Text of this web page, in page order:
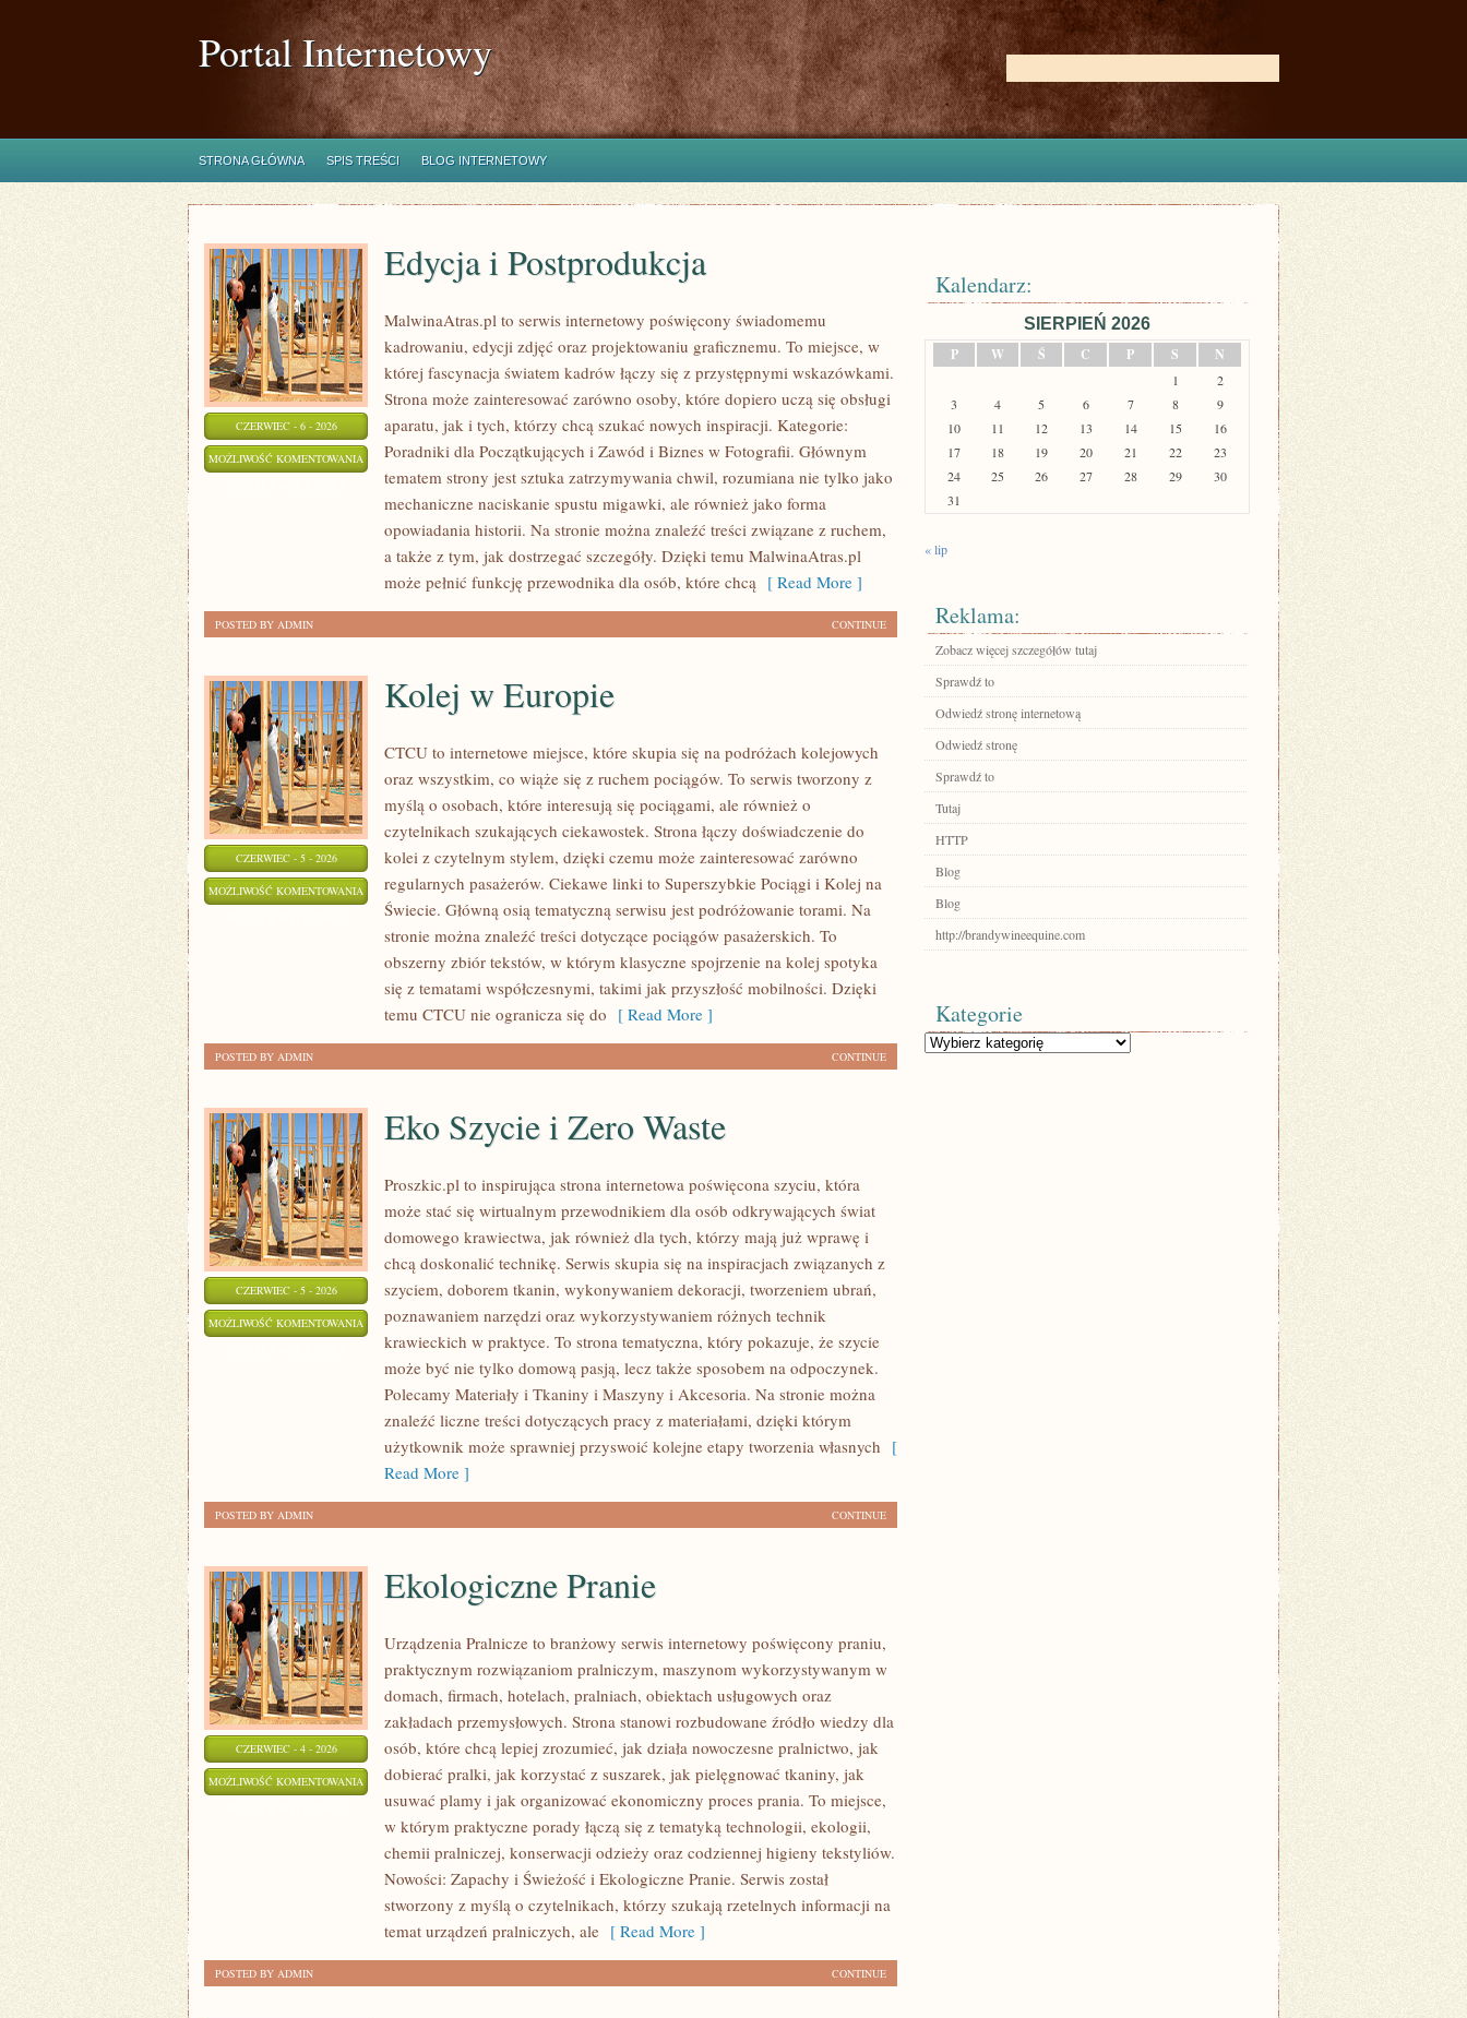
Portal Internetowy
STRONA GŁÓWNA SPIS TREŚCI BLOG INTERNETOWY
CZERWIEC - 6 - 2026
MOŻLIWOŚĆ KOMENTOWANIA EDYCJA
POSTPRODUKCJA
Edycja i Postprodukcja
MalwinaAtras.pl to serwis internetowy poświęcony świadomemu
kadrowaniu, edycji zdjęć oraz projektowaniu graficznemu. To miejsce, w
której fascynacja światem kadrów łączy się z przystępnymi wskazówkami.
Strona może zainteresować zarówno osoby, które dopiero uczą się obsługi
aparatu, jak i tych, którzy chcą szukać nowych inspiracji. Kategorie:
Poradniki dla Początkujących i Zawód i Biznes w Fotografii. Głównym
tematem strony jest sztuka zatrzymywania chwil, rozumiana nie tylko jako
mechaniczne naciskanie spustu migawki, ale również jako forma
opowiadania historii. Na stronie można znaleźć treści związane z ruchem,
a także z tym, jak dostrzegać szczegóły. Dzięki temu MalwinaAtras.pl
może pełnić funkcję przewodnika dla osób, które chcą [ Read More ]
CONTINUE
POSTED BY ADMIN
CZERWIEC - 5 - 2026
MOŻLIWOŚĆ KOMENTOWANIA KOLEJ
EUROPIE
Kolej w Europie
CTCU to internetowe miejsce, które skupia się na podróżach kolejowych
oraz wszystkim, co wiąże się z ruchem pociągów. To serwis tworzony z
myślą o osobach, które interesują się pociągami, ale również o
czytelnikach szukających ciekawostek. Strona łączy doświadczenie do
kolei z czytelnym stylem, dzięki czemu może zainteresować zarówno
regularnych pasażerów. Ciekawe linki to Superszybkie Pociągi i Kolej na
Świecie. Główną osią tematyczną serwisu jest podróżowanie torami. Na
stronie można znaleźć treści dotyczące pociągów pasażerskich. To
obszerny zbiór tekstów, w którym klasyczne spojrzenie na kolej spotyka
się z tematami współczesnymi, takimi jak przyszłość mobilności. Dzięki
temu CTCU nie ogranicza się do [ Read More ]
CONTINUE
POSTED BY ADMIN
CZERWIEC - 5 - 2026
MOŻLIWOŚĆ KOMENTOWANIA
SZYCIE
ZERO
WASTE
Eko Szycie i Zero Waste
Proszkic.pl to inspirująca strona internetowa poświęcona szyciu, która
może stać się wirtualnym przewodnikiem dla osób odkrywających świat
domowego krawiectwa, jak również dla tych, którzy mają już wprawę i
chcą doskonalić technikę. Serwis skupia się na inspiracjach związanych z
szyciem, doborem tkanin, wykonywaniem dekoracji, tworzeniem ubrań,
poznawaniem narzędzi oraz wykorzystywaniem różnych technik
krawieckich w praktyce. To strona tematyczna, który pokazuje, że szycie
może być nie tylko domową pasją, lecz także sposobem na odpoczynek.
Polecamy Materiały i Tkaniny i Maszyny i Akcesoria. Na stronie można
znaleźć liczne treści dotyczących pracy z materiałami, dzięki którym
użytkownik może sprawniej przyswoić kolejne etapy tworzenia własnych [
Read More ]
CONTINUE
POSTED BY ADMIN
CZERWIEC - 4 - 2026
MOŻLIWOŚĆ KOMENTOWANIA EKOLOGICZNE
PRANIE
Ekologiczne Pranie
Urządzenia Pralnicze to branżowy serwis internetowy poświęcony praniu,
praktycznym rozwiązaniom pralniczym, maszynom wykorzystywanym w
domach, firmach, hotelach, pralniach, obiektach usługowych oraz
zakładach przemysłowych. Strona stanowi rozbudowane źródło wiedzy dla
osób, które chcą lepiej zrozumieć, jak działa nowoczesne pralnictwo, jak
dobierać pralki, jak korzystać z suszarek, jak pielęgnować tkaniny, jak
usuwać plamy i jak organizować ekonomiczny proces prania. To miejsce,
w którym praktyczne porady łączą się z tematyką technologii, ekologii,
chemii pralniczej, konserwacji odzieży oraz codziennej higieny tekstyliów.
Nowości: Zapachy i Świeżość i Ekologiczne Pranie. Serwis został
stworzony z myślą o czytelnikach, którzy szukają rzetelnych informacji na
temat urządzeń pralniczych, ale [ Read More ]
CONTINUE
POSTED BY ADMIN
Kalendarz:
SIERPIEŃ 2026
P
W Ś C P S N
1
2
3
4 5 6 7 8
9
10
11 12 13 14 15
16
17
18 19 20 21 22
23
24
25 26 27 28 29
30
31
« lip
Reklama:
Zobacz więcej szczegółów tutaj
Sprawdź to
Odwiedź stronę internetową
Odwiedź stronę
Sprawdź to
Tutaj
HTTP
Blog
Blog
http://brandywineequine.com
Kategorie
Kategorie